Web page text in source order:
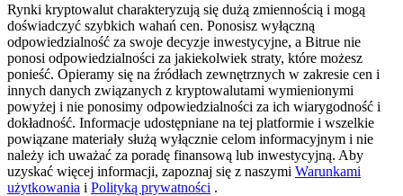
Exclusive for BitMart Users
Register & Trade to Win 500,000 USDT
Precious Metals Trading Carnival
Trade Gold & Silver · 33,333 USDT Bonus
Rynki kryptowalut charakteryzują się dużą zmiennością i mogą
doświadczyć szybkich wahań cen. Ponosisz wyłączną
odpowiedzialność za swoje decyzje inwestycyjne, a Bitrue nie
ponosi odpowiedzialności za jakiekolwiek straty, które możesz
ponieść. Opieramy się na źródłach zewnętrznych w zakresie cen i
innych danych związanych z kryptowalutami wymienionymi
powyżej i nie ponosimy odpowiedzialności za ich wiarygodność i
dokładność. Informacje udostępniane na tej platformie i wszelkie
powiązane materiały służą wyłącznie celom informacyjnym i nie
należy ich uważać za poradę finansową lub inwestycyjną. Aby
uzyskać więcej informacji, zapoznaj się z naszymi Warunkami
użytkowania i Polityką prywatności .